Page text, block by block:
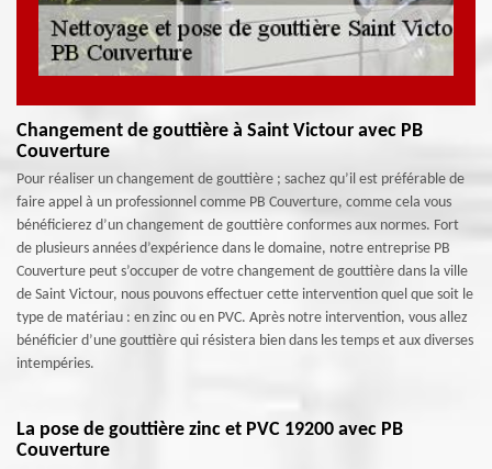
Changement de gouttière à Saint Victour avec PB
Couverture
Pour réaliser un changement de gouttière ; sachez qu’il est préférable de
faire appel à un professionnel comme PB Couverture, comme cela vous
bénéficierez d’un changement de gouttière conformes aux normes. Fort
de plusieurs années d’expérience dans le domaine, notre entreprise PB
Couverture peut s’occuper de votre changement de gouttière dans la ville
de Saint Victour, nous pouvons effectuer cette intervention quel que soit le
type de matériau : en zinc ou en PVC. Après notre intervention, vous allez
bénéficier d’une gouttière qui résistera bien dans les temps et aux diverses
intempéries.
La pose de gouttière zinc et PVC 19200 avec PB
Couverture